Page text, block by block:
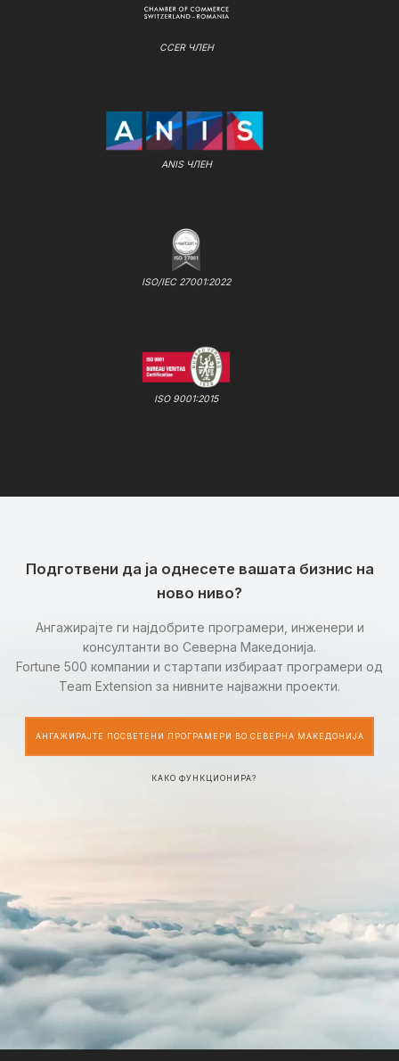
CCER ЧЛЕН
ANIS ЧЛЕН
ISO/IEC 27001:2022
ISO 9001:2015
Подготвени да ја однесете вашата бизнис на
ново ниво?
Ангажирајте ги најдобрите програмери, инженери и
консултанти во Северна Македонија.
Fortune 500 компании и стартапи избираат програмери од
Team Extension за нивните најважни проекти.
АНГАЖИРАЈТЕ ПОСВЕТЕНИ ПРОГРАМЕРИ ВО СЕВЕРНА МАКЕДОНИЈА
КАКО ФУНКЦИОНИРА?